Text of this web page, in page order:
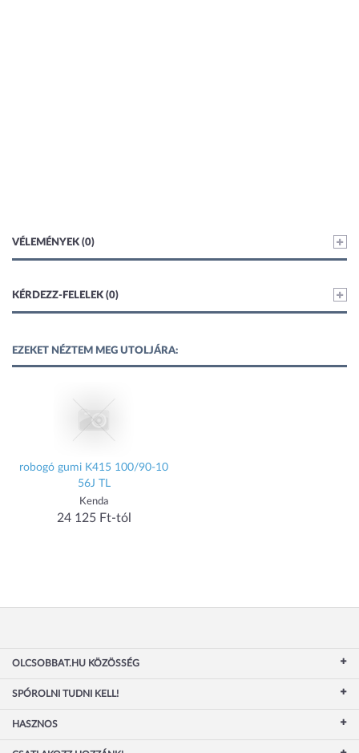
VÉLEMÉNYEK (0)
KÉRDEZZ-FELELEK (0)
EZEKET NÉZTEM MEG UTOLJÁRA:
robogó gumi K415 100/90-10
56J TL
Kenda
24 125 Ft-tól
OLCSOBBAT.HU KÖZÖSSÉG
SPÓROLNI TUDNI KELL!
HASZNOS